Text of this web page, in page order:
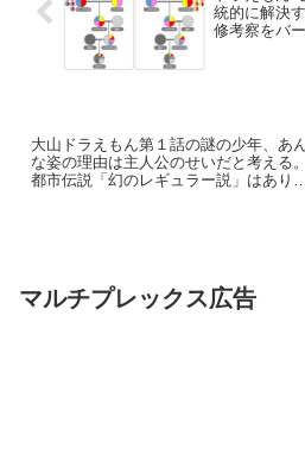
統的に解決
修考察をバ
大山ドラえもん第１話の謎の少年、あ
な姿の理由は主人公のせいだと考える。
都市伝説「幻のレギュラー説」はあり
マルチプレックス広告